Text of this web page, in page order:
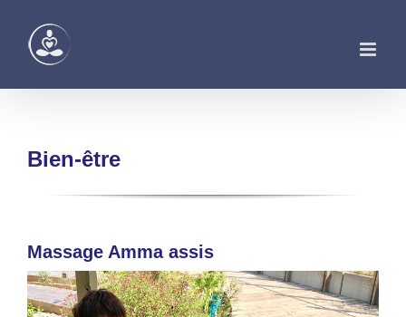
contenu
Bien-être
Massage Amma assis